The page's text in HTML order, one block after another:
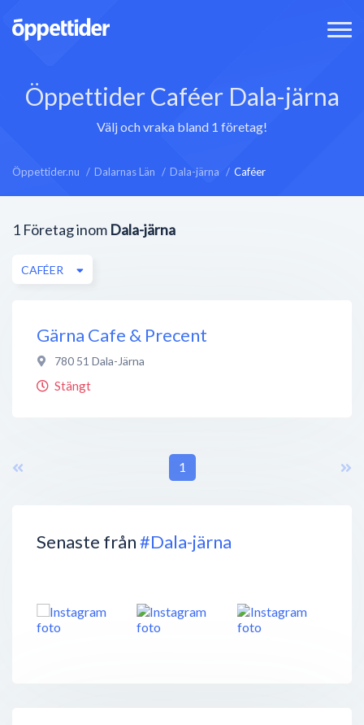
Öppettider Caféer Dala-järna
Välj och vraka bland 1 företag!
Öppettider.nu Dalarnas Län Dala-järna Caféer
Senaste från#Dala-järna
1 Företag inom Dala-järna
CAFÉER
Gärna Cafe & Precent
780 51 Dala-Järna
Stängt
1